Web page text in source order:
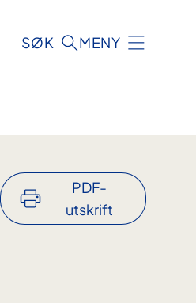
SØK MENY
PDF-
utskrift